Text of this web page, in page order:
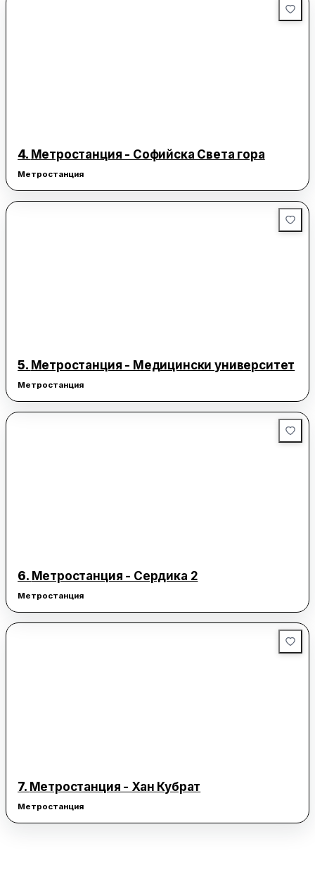
4. Метростанция - Софийска Света гора
Метростанция
5. Метростанция - Медицински университет
Метростанция
6. Метростанция - Сердика 2
Метростанция
7. Метростанция - Хан Кубрат
Метростанция